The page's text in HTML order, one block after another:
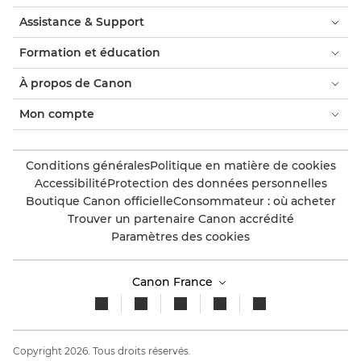
Assistance & Support
Formation et éducation
À propos de Canon
Mon compte
Conditions généralesPolitique en matière de cookies
AccessibilitéProtection des données personnelles
Boutique Canon officielleConsommateur : où acheter
Trouver un partenaire Canon accrédité
Paramètres des cookies
Canon France
Copyright 2026. Tous droits réservés.